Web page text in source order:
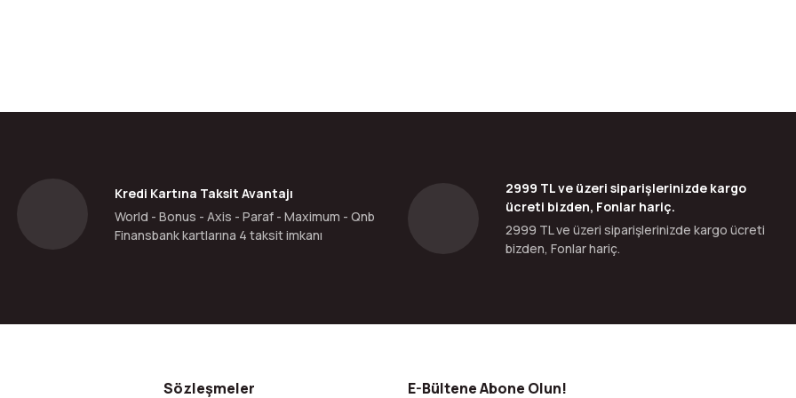
Yorum Yaz
gördüğünüz noktaları öneri formunu kullanarak tarafımıza iletebilirsiniz.
Kredi Kartına Taksit Avantajı
World - Bonus - Axis - Paraf - Maximum - Qnb
Finansbank kartlarına 4 taksit imkanı
2999 TL ve üzeri siparişlerinizde kargo
ücreti bizden, Fonlar hariç.
2999 TL ve üzeri siparişlerinizde kargo ücreti
bizden, Fonlar hariç.
Sözleşmeler E-Bültene Abone Olun!